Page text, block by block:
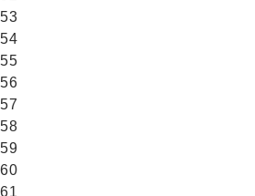
53
54
55
56
57
58
59
60
61